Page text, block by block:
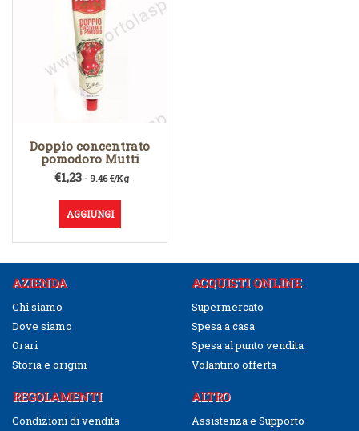
Doppio concentrato
pomodoro Mutti
€1,23 - 9.46 €/Kg
AGGIUNGI
AZIENDA
Chi siamo
Dove siamo
Orari
Storia e origini
ACQUISTI ONLINE
Supermercato
Spesa a casa
Spesa al punto vendita
Volantino offerta
REGOLAMENTI
Condizioni di vendita
ALTRO
Assistenza e Supporto